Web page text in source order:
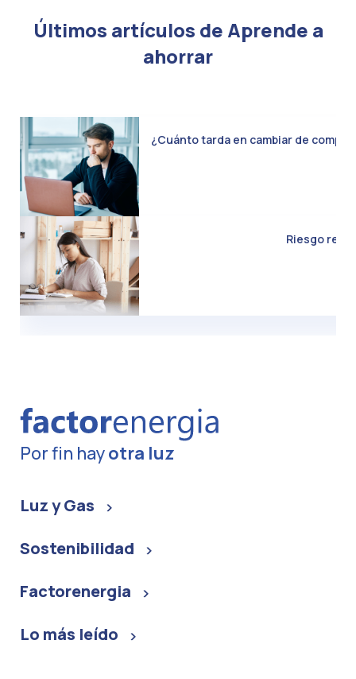
Últimos artículos de Aprende a
ahorrar
¿Cuánto tarda en cambiar de
Riesgo real
Por fin hayotra luz
Luz y Gas
Sostenibilidad
Factorenergia
Lo más leído